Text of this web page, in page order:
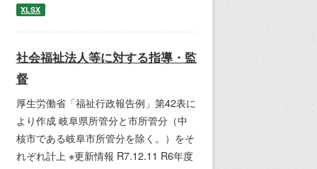
XLSX
社会福祉法人等に対する指導・監
督
厚生労働省「福祉行政報告例」第42表に
より作成 岐阜県所管分と市所管分（中
核市である岐阜市所管分を除く。）をそ
れぞれ計上 ※更新情報 R7.12.11 R6年度